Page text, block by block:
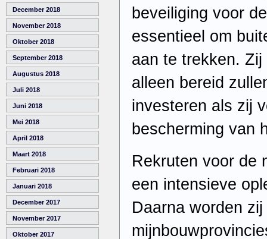
December 2018
November 2018
Oktober 2018
September 2018
Augustus 2018
Juli 2018
Juni 2018
Mei 2018
April 2018
Maart 2018
Februari 2018
Januari 2018
December 2017
November 2017
Oktober 2017
beveiliging voor
essentieel om
aan te trekken.
alleen bereid
investeren als zij
bescherming van
Rekruten voor de
een intensieve
Daarna worden